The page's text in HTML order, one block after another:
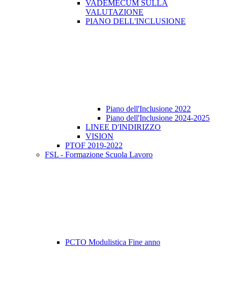
VADEMECUM SULLA
VALUTAZIONE
PIANO DELL'INCLUSIONE
Piano dell'Inclusione 2022
Piano dell'Inclusione 2024-2025
LINEE D'INDIRIZZO
VISION
PTOF 2019-2022
FSL - Formazione Scuola Lavoro
PCTO Modulistica Fine anno